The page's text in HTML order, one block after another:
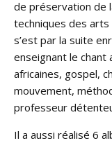
de préservation de
techniques des arts
s’est par la suite
enseignant le chant
africaines, gospel,
mouvement,
professeur
Il a aussi réalisé 6